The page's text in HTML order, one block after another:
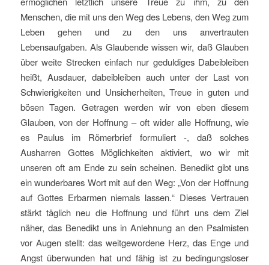
Menschen, die mit uns den Weg des Lebens, den Weg zum
Leben gehen und zu den uns anvertrauten
Lebensaufgaben. Als Glaubende wissen wir, daß Glauben
über weite Strecken einfach nur geduldiges Dabeibleiben
heißt, Ausdauer, dabeibleiben auch unter der Last von
Schwierigkeiten und Unsicherheiten, Treue in guten und
bösen Tagen. Getragen werden wir von eben diesem
Glauben, von der Hoffnung – oft wider alle Hoffnung, wie
es Paulus im Römerbrief formuliert -, daß solches
Ausharren Gottes Möglichkeiten aktiviert, wo wir mit
unseren oft am Ende zu sein scheinen. Benedikt gibt uns
ein wunderbares Wort mit auf den Weg: „Von der Hoffnung
auf Gottes Erbarmen niemals lassen.“ Dieses Vertrauen
stärkt täglich neu die Hoffnung und führt uns dem Ziel
näher, das Benedikt uns in Anlehnung an den Psalmisten
vor Augen stellt: das weitgewordene Herz, das Enge und
Angst überwunden hat und fähig ist zu bedingungsloser